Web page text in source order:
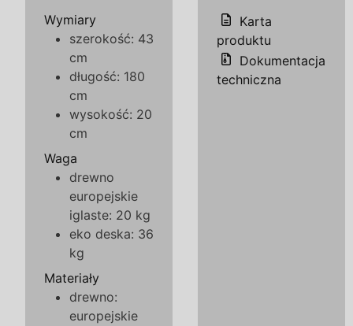
Wymiary
szerokość: 43
cm
długość: 180
cm
wysokość: 20
cm
Waga
drewno
europejskie
iglaste: 20 kg
eko deska: 36
kg
Materiały
drewno:
europejskie
Karta
produktu
Dokumentacja
techniczna